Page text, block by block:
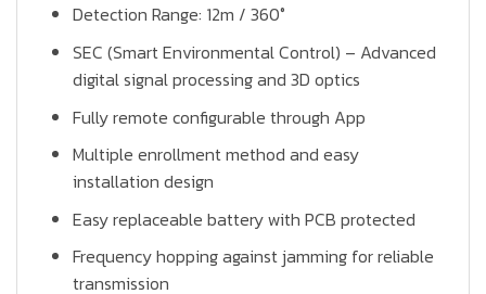
Detection Range: 12m / 360°
SEC (Smart Environmental Control) – Advanced
digital signal processing and 3D optics
Fully remote configurable through App
Multiple enrollment method and easy
installation design
Easy replaceable battery with PCB protected
Frequency hopping against jamming for reliable
transmission